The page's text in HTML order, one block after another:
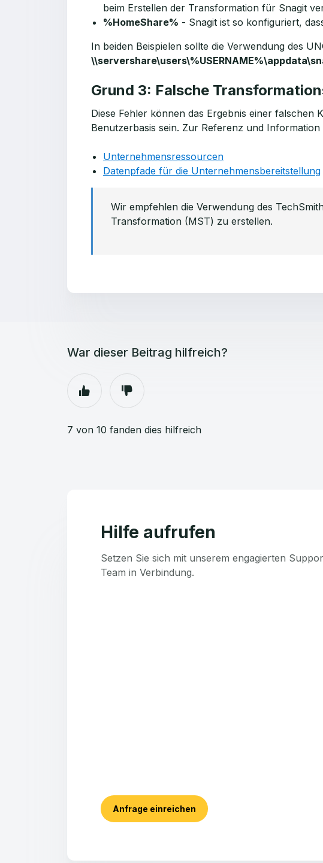
beim Erstellen der Transformation für Snagit
%HomeShare% - Snagit ist so konfiguriert,
In beiden Beispielen sollte die Verwendung des
Grund 3: Falsche
Diese Fehler können das Ergebnis einer falschen
Benutzerbasis sein. Zur Referenz und
Unternehmensressourcen
Datenpfade für die Unternehmensbereitstellung
Wir empfehlen die Verwendung des
Transformation (MST) zu erstellen.
War dieser Beitrag hilfreich?
7 von 10 fanden dies hilfreich
Hilfe aufrufen
Setzen Sie sich mit unserem engagierten
Team in Verbindung.
Anfrage einreichen